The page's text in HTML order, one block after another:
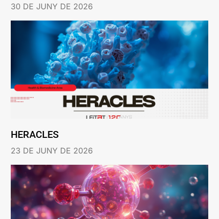
30 DE JUNY DE 2026
HERACLES
23 DE JUNY DE 2026